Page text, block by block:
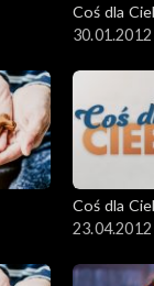
Coś dla
30.01.2012
Coś dla
23.04.2012